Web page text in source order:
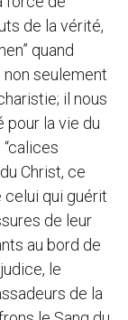
de la vérité,
quand
seulement
il nous
pour la vie du
Christ, ce
celui qui guérit
de leur
au bord de
le
de la